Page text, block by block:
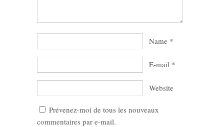
Name *
E-mail *
Website
Prévenez-moi de tous les nouveaux
commentaires par e-mail.